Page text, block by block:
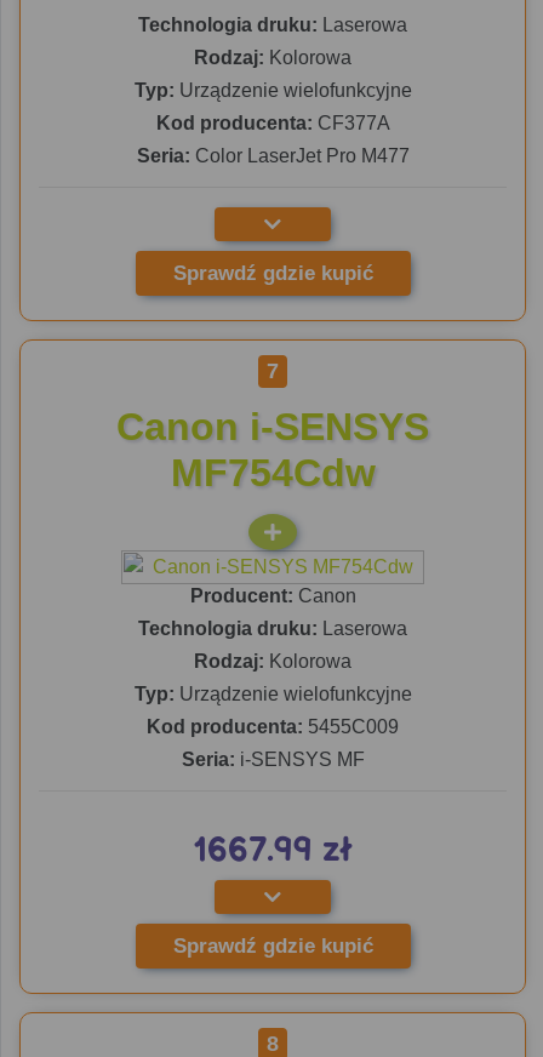
Technologia druku: Laserowa
Rodzaj: Kolorowa
Typ: Urządzenie wielofunkcyjne
Kod producenta: CF377A
Seria: Color LaserJet Pro M477
Sprawdź gdzie kupić
7
Canon i-SENSYS
MF754Cdw
Producent: Canon
Technologia druku: Laserowa
Rodzaj: Kolorowa
Typ: Urządzenie wielofunkcyjne
Kod producenta: 5455C009
Seria: i-SENSYS MF
1667.99 zł
Sprawdź gdzie kupić
8